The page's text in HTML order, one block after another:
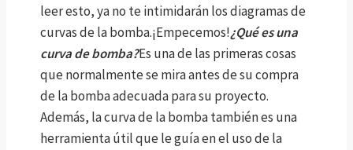
leer esto, ya no te intimidarán los diagramas de
curvas de la bomba.¡Empecemos!¿Qué es una
curva de bomba?Es una de las primeras cosas
que normalmente se mira antes de su compra
de la bomba adecuada para su proyecto.
Además, la curva de la bomba también es una
herramienta útil que le guía en el uso de la